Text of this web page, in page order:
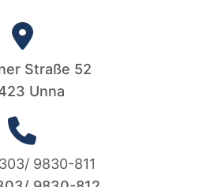
Straße 52
Unna
9830-811